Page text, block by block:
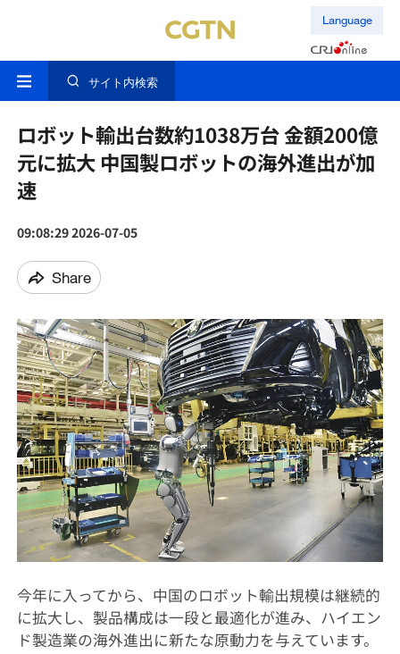
Language
サイト内検索
ロボット輸出台数約1038万台 金額200億
元に拡大 中国製ロボットの海外進出が加
速
09:08:29 2026-07-05
Share
今年に入ってから、中国のロボット輸出規模は継続的
に拡大し、製品構成は一段と最適化が進み、ハイエン
ド製造業の海外進出に新たな原動力を与えています。